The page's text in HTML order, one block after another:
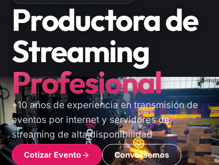
Productora de
Streaming
Profesional
+10 años de experiencia en transmisión de
eventos por internet y servidores de
streaming de alta disponibilidad
Cotizar Evento Conversemos